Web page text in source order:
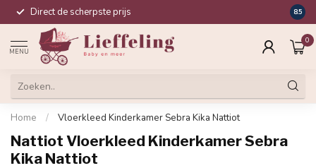
Direct de scherpste prijs 8.5
MENU
0
Home / Vloerkleed Kinderkamer Sebra Kika Nattiot
Nattiot Vloerkleed Kinderkamer Sebra
Kika Nattiot